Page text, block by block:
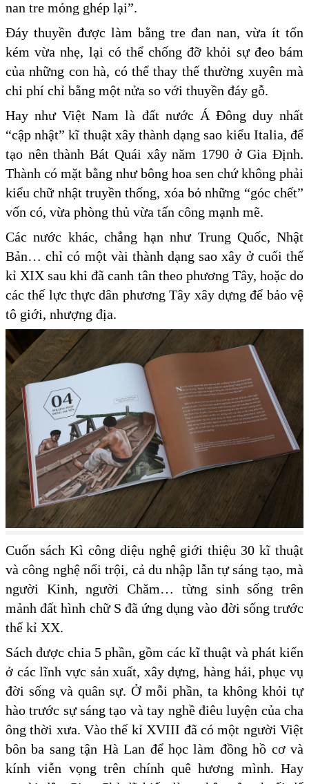
nan tre mỏng ghép lại”.
Đáy thuyền được làm bằng tre đan nan, vừa ít tốn
kém vừa nhẹ, lại có thể chống đỡ khỏi sự đeo bám
của những con hà, có thể thay thế thường xuyên mà
chi phí chỉ bằng một nửa so với thuyền đáy gỗ.
Hay như Việt Nam là đất nước Á Đông duy nhất
“cập nhật” kĩ thuật xây thành dạng sao kiểu Italia, để
tạo nên thành Bát Quái xây năm 1790 ở Gia Định.
Thành có mặt bằng như bông hoa sen chứ không phải
kiểu chữ nhật truyền thống, xóa bỏ những “góc chết”
vốn có, vừa phòng thủ vừa tấn công mạnh mẽ.
Các nước khác, chẳng hạn như Trung Quốc, Nhật
Bản… chỉ có một vài thành dạng sao xây ở cuối thế
kỉ XIX sau khi đã canh tân theo phương Tây, hoặc do
các thế lực thực dân phương Tây xây dựng để bảo vệ
tô giới, nhượng địa.
Cuốn sách Kì công diệu nghệ giới thiệu 30 kĩ thuật
và công nghệ nổi trội, cả du nhập lẫn tự sáng tạo, mà
người Kinh, người Chăm… từng sinh sống trên
mảnh đất hình chữ S đã ứng dụng vào đời sống trước
thế kỉ XX.
Sách được chia 5 phần, gồm các kĩ thuật và phát kiến
ở các lĩnh vực sản xuất, xây dựng, hàng hải, phục vụ
đời sống và quân sự. Ở mỗi phần, ta không khỏi tự
hào trước sự sáng tạo và tay nghề điêu luyện của cha
ông thời xưa. Vào thế kỉ XVIII đã có một người Việt
bôn ba sang tận Hà Lan để học làm đồng hồ cơ và
kính viễn vọng trên chính quê hương mình. Hay